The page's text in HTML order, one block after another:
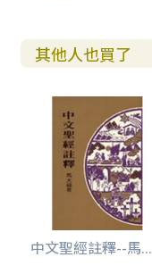
其他人也買了
中文聖經註釋--馬...